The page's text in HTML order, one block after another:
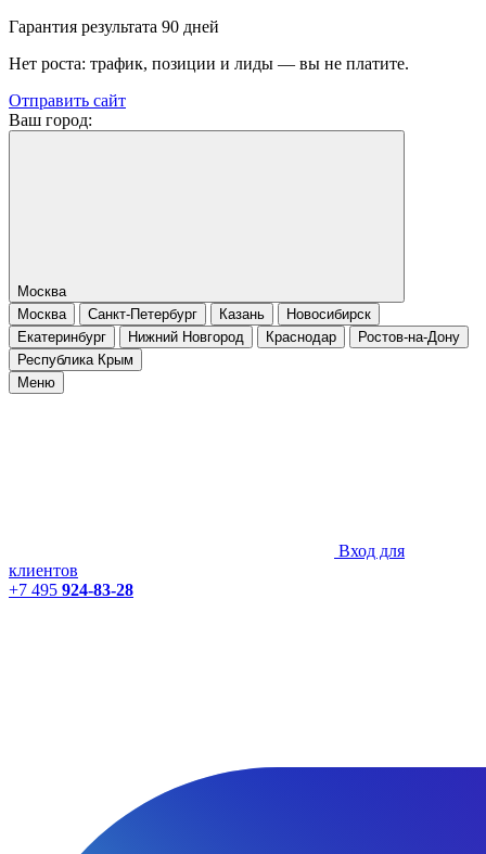
Гарантия результата 90 дней
Нет роста: трафик, позиции и лиды — вы не платите.
Отправить сайт
Ваш город:
Москва
Москва
Санкт-Петербург Казань
Новосибирск
Екатеринбург
Нижний Новгород Краснодар
Ростов-на-Дону
Республика Крым
Меню
Вход для
клиентов
+7 495 924-83-28